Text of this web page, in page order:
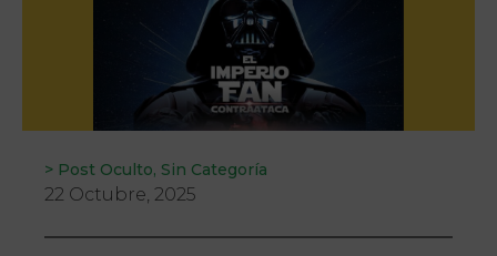
> Post Oculto, Sin Categoría
22 Octubre, 2025